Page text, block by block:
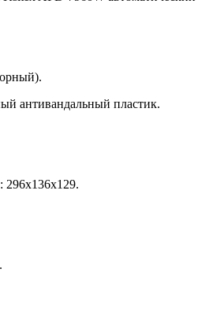
антивандальный пластик.